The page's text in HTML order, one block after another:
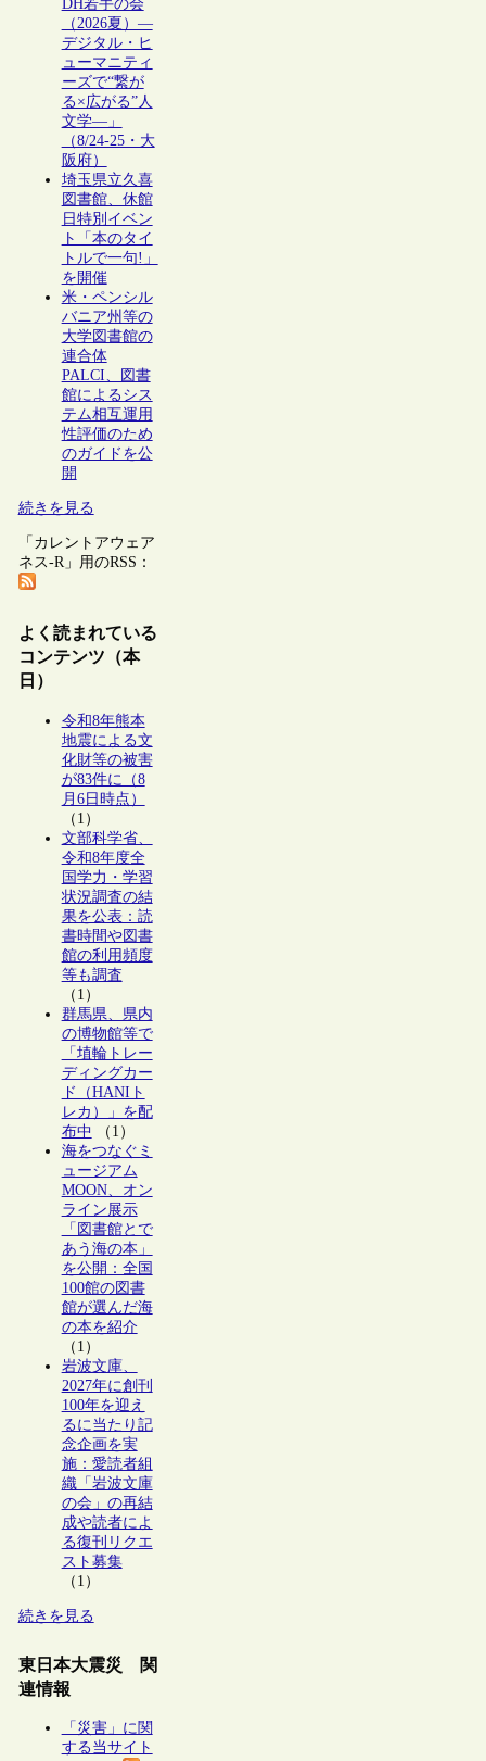
DH若手の会
（2026夏）―
デジタル・ヒ
ューマニティ
ーズで“繋が
る×広がる”人
文学―」
（8/24-25・大
阪府）
埼玉県立久喜
図書館、休館
日特別イベン
ト「本のタイ
トルで一句!」
を開催
米・ペンシル
バニア州等の
大学図書館の
連合体
PALCI、図書
館によるシス
テム相互運用
性評価のため
のガイドを公
開
続きを見る
「カレントアウェア
ネス-R」用のRSS：
よく読まれている
コンテンツ（本
日）
令和8年熊本
地震による文
化財等の被害
が83件に（8
月6日時点）
（1）
文部科学省、
令和8年度全
国学力・学習
状況調査の結
果を公表：読
書時間や図書
館の利用頻度
等も調査
（1）
群馬県、県内
の博物館等で
「埴輪トレー
ディングカー
ド（HANIト
レカ）」を配
布中 （1）
海をつなぐミ
ュージアム
MOON、オン
ライン展示
「図書館とで
あう海の本」
を公開：全国
100館の図書
館が選んだ海
の本を紹介
（1）
岩波文庫、
2027年に創刊
100年を迎え
るに当たり記
念企画を実
施：愛読者組
織「岩波文庫
の会」の再結
成や読者によ
る復刊リクエ
スト募集
（1）
続きを見る
東日本大震災 関
連情報
「災害」に関
する当サイト